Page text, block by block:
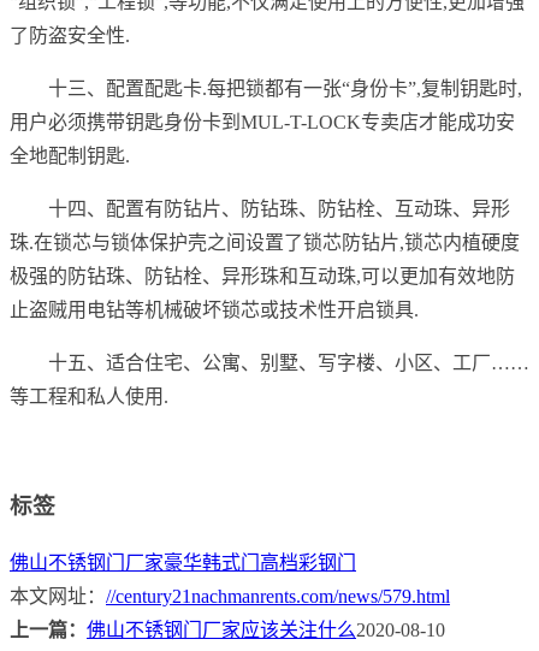
了防盗安全性.
十三、配置配匙卡.每把锁都有一张“身份卡”,复制钥匙时,
用户必须携带钥匙身份卡到MUL-T-LOCK专卖店才能成功安
全地配制钥匙.
十四、配置有防钻片、防钻珠、防钻栓、互动珠、异形
珠.在锁芯与锁体保护壳之间设置了锁芯防钻片,锁芯内植硬度
极强的防钻珠、防钻栓、异形珠和互动珠,可以更加有效地防
止盗贼用电钻等机械破坏锁芯或技术性开启锁具.
十五、适合住宅、公寓、别墅、写字楼、小区、工厂……
等工程和私人使用.
标签
佛山不锈钢门厂家豪华韩式门 高档彩钢门
本文网址： //century21nachmanrents.com/news/579.html
上一篇： 佛山不锈钢门厂家应该关注什么2020-08-10